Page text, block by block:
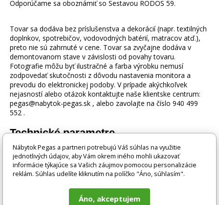
Odporúčame sa oboznámiť so Sestavou RODOS 59.
Tovar sa dodáva bez príslušenstva a dekorácií (napr. textilných
doplnkov, spotrebičov, vodovodných batérií, matracov atď.),
preto nie sú zahrnuté v cene. Tovar sa zvyčajne dodáva v
demontovanom stave v závislosti od povahy tovaru.
Fotografie môžu byť ilustračné a farba výrobku nemusí
zodpovedať skutočnosti z dôvodu nastavenia monitora a
prevodu do elektronickej podoby. V prípade akýchkoľvek
nejasností alebo otázok kontaktujte naše klientske centrum:
pegas@nabytok-pegas.sk , alebo zavolajte na číslo 940 499
552 .
Technické parametre
Šírka 43
Výška 98
Tmavý orech
Nábytok Pegas a partneri potrebujú Váš súhlas na využitie
jednotlivých údajov, aby Vám okrem iného mohli ukazovať
informácie týkajúce sa Vašich záujmov pomocou personalizácie
reklám. Súhlas udelíte kliknutím na políčko "Áno, súhlasím".
Áno, akceptujem